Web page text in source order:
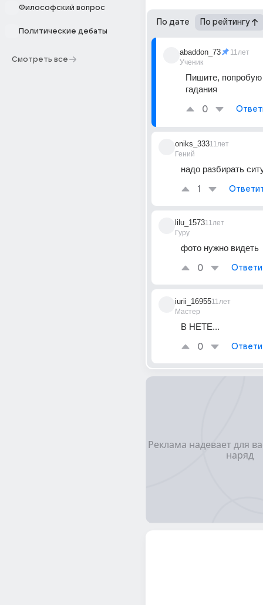
Философский вопрос
Политические дебаты
Смотреть все
По дате По рейтингу
abaddon_73
Ученик
11лет
Пишите,
гадания
0
oniks_333
Гений
11лет
надо разбирать
1
lilu_1573
Гуру
11лет
фото нужно видеть
0
iurii_16955
Мастер
11лет
В НЕТЕ...
0